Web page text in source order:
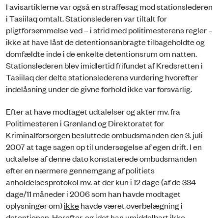
I avisartiklerne var også en straffesag mod stationslederen
i Tasiilaq omtalt. Stationslederen var tiltalt for
pligtforsømmelse ved – i strid med politimesterens regler –
ikke at have låst de detentionsanbragte tilbageholdte og
domfældte inde i de enkelte detentionsrum om natten.
Stationslederen blev imidlertid frifundet af Kredsretten i
Tasiilaq der delte stationslederens vurdering hvorefter
indelåsning under de givne forhold ikke var forsvarlig.
Efter at have modtaget udtalelser og akter mv. fra
Politimesteren i Grønland og Direktoratet for
Kriminalforsorgen besluttede ombudsmanden den 3. juli
2007 at tage sagen op til undersøgelse af egen drift. I en
udtalelse af denne dato konstaterede ombudsmanden
efter en nærmere gennemgang af politiets
anholdelsesprotokol mv. at der kun i 12 dage (af de 334
dage/11 måneder i 2006 som han havde modtaget
oplysninger om)ikkehavde været overbelægning i